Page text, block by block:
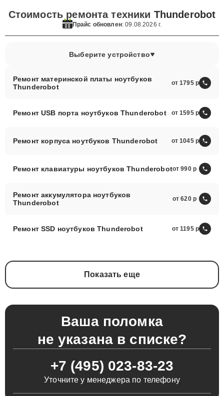
Стоимость ремонта техники Thunderobot
Прайс обновлен: 09.08.2026 г.
Выберите устройство
Ремонт материнской платы ноутбуков
Thunderobot
от 1795
Ремонт USB порта ноутбуков Thunderobot от 1595
Ремонт корпуса ноутбуков Thunderobot от 1045
Ремонт клавиатуры ноутбуков Thunderobotот 990
Ремонт аккумулятора ноутбуков
Thunderobot
от 620
Ремонт SSD ноутбуков Thunderobot от 1195
Показать еще
Ваша поломка
не указана в списке?
+7 (495) 023-83-23
Уточните у менеджера по телефону